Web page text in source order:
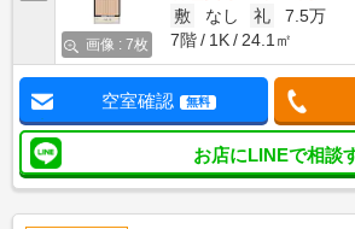
画像 : 7枚
敷
なし 礼
7.5万
7階
1K 24.1㎡
空室確認 無料
お店にLINEで相談